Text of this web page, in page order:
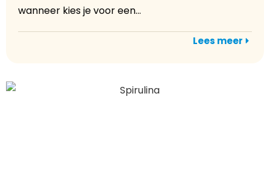
wanneer kies je voor een...
Lees meer